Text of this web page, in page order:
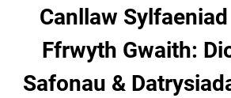
Canllaw
Ffrwyth Gwaith:
Safonau &